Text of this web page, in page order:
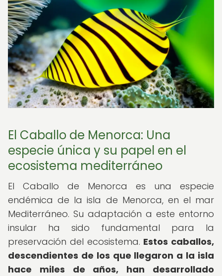
El Caballo de Menorca: Una
especie única y su papel en el
ecosistema mediterráneo
El Caballo de Menorca es una especie
endémica de la isla de Menorca, en el mar
Mediterráneo. Su adaptación a este entorno
insular ha sido fundamental para la
preservación del ecosistema. Estos caballos,
descendientes de los que llegaron a la isla
hace miles de años, han desarrollado